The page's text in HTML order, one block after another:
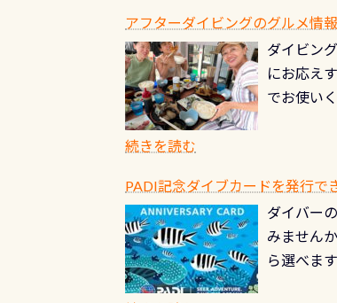
も、ワク
PADIグッ
ルくじに
楽しみ頂
できます
にもなり
アフターダイビングのグルメ情
ダイビン
にお応え
でお使い
続きを読む
PADI記念ダイブカードを発行で
ダイバー
みません
ら選べま